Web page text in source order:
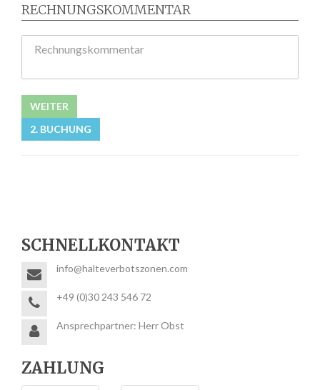
RECHNUNGSKOMMENTAR
Rechnungskommentar
WEITER
2. BUCHUNG
SCHNELLKONTAKT
info@halteverbotszonen.com
+49 (0)30 243 546 72
Ansprechpartner: Herr Obst
ZAHLUNG